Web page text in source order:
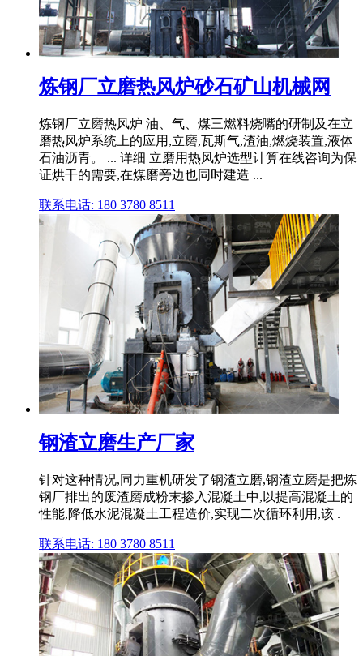
炼钢厂立磨热风炉砂石矿山机械网
炼钢厂立磨热风炉 油、气、煤三燃料烧嘴的研制及在立
磨热风炉系统上的应用,立磨,瓦斯气,渣油,燃烧装置,液体
石油沥青。 ... 详细 立磨用热风炉选型计算在线咨询为保
证烘干的需要,在煤磨旁边也同时建造 ...
联系电话: 180 3780 8511
钢渣立磨生产厂家
针对这种情况,同力重机研发了钢渣立磨,钢渣立磨是把炼
钢厂排出的废渣磨成粉末掺入混凝土中,以提高混凝土的
性能,降低水泥混凝土工程造价,实现二次循环利用,该 .
联系电话: 180 3780 8511